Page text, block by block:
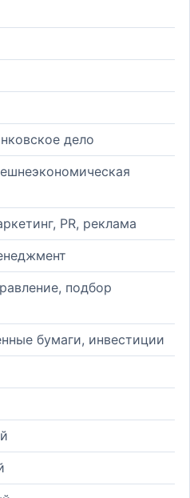
дело
PR, реклама
подбор
бумаги, инвестиции